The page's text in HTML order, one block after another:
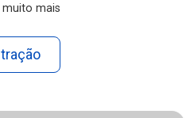
muito mais